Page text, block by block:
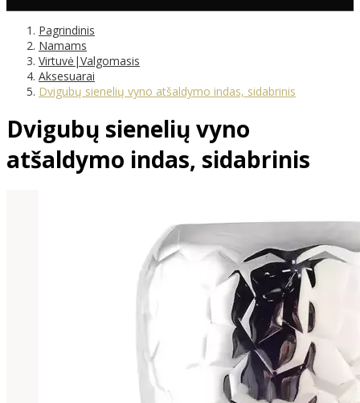
Pagrindinis
Namams
Virtuvė|Valgomasis
Aksesuarai
Dvigubų sienelių vyno atšaldymo indas, sidabrinis
Dvigubų sienelių vyno
atšaldymo indas, sidabrinis